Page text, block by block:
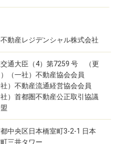
動産レジデンシャル株式会社
交通大臣（4）第7259 号 （更
（一社）不動産協会会員
社）不動産流通経営協会会員
社）首都圏不動産公正取引協議
中央区日本橋室町3-2-1 日本
三井タワー